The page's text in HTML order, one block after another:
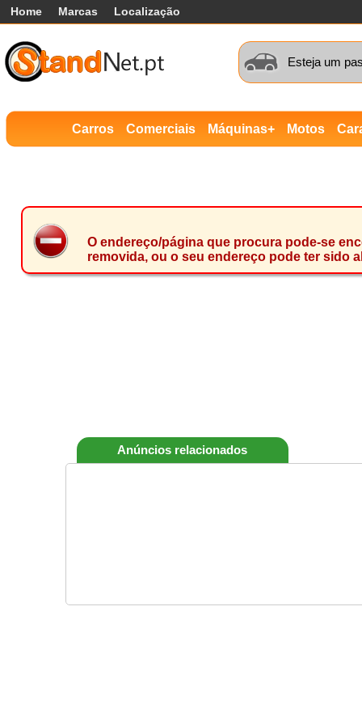
Home Marcas Localização
Esteja um
Carros Comerciais Máquinas+ Motos
O endereço/página que procura pode-se
removida, ou o seu endereço pode ter sido
Anúncios relacionados